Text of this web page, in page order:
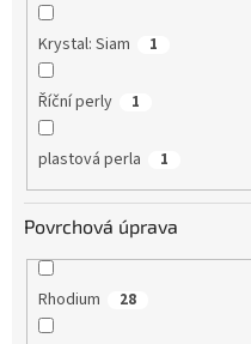
Krystal: Siam 1
Říční perly 1
plastová perla 1
Povrchová úprava
Rhodium 28